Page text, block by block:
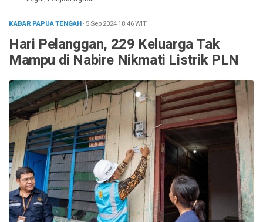
KABAR PAPUA TENGAH· 5 Sep 202418:46WIT
Hari Pelanggan, 229 Keluarga Tak
Mampu di Nabire Nikmati Listrik PLN